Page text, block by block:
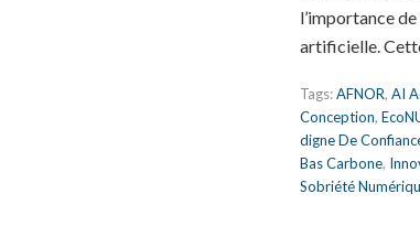
l’importance
artificielle.
Tags:AFNOR, AI
Conception,
digne De
Bas Carbone,
Sobriété